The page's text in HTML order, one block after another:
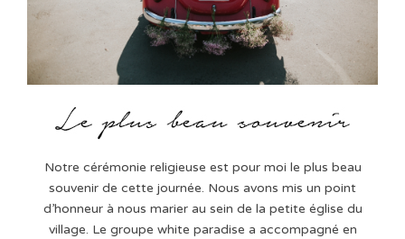
Notre cérémonie religieuse est pour moi le plus beau
souvenir de cette journée. Nous avons mis un point
d’honneur à nous marier au sein de la petite église du
village. Le groupe white paradise a accompagné en